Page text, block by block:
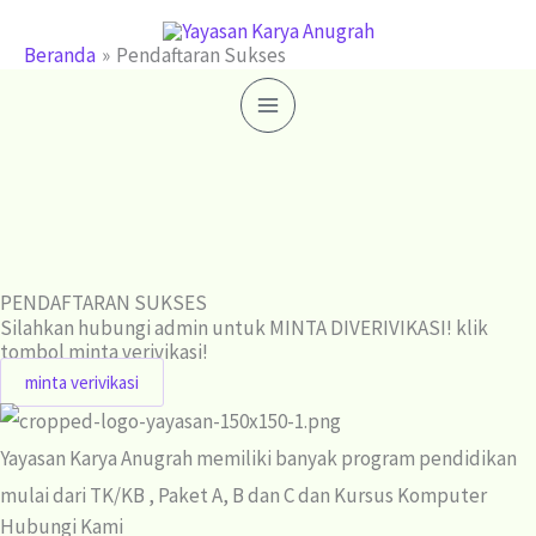
Beranda Pendaftaran Sukses
PENDAFTARAN SUKSES
Silahkan hubungi admin untuk MINTA DIVERIVIKASI! klik
tombol minta verivikasi!
minta verivikasi
Yayasan Karya Anugrah memiliki banyak program pendidikan
mulai dari TK/KB , Paket A, B dan C dan Kursus Komputer
Hubungi Kami